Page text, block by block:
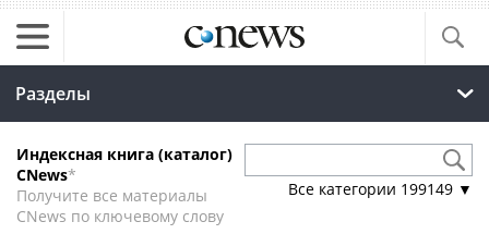
Разделы
Индексная книга (каталог)
CNews*
Получите все материалы
CNews по ключевому слову
Все категории 199149 ▼